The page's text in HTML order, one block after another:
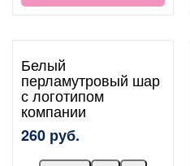
Белый
перламутровый шар
с логотипом
компании
260 руб.